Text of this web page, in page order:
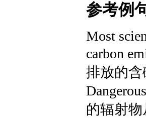
参考例
Most
carbon
排放的
的辐射